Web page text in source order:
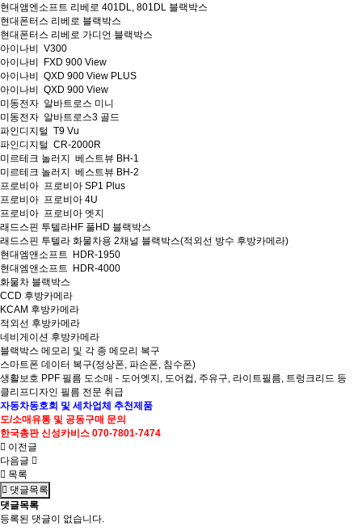
현대앰엔소프트 리베로 401DL, 801DL 블랙박스
현대폰터스 리베로 블랙박스
현대폰터스 리베로 가디언 블랙박스
아이나비 V300
아이나비 FXD 900 View
아이나비 QXD 900 View PLUS
아이나비 QXD 900 View
미동전자 알바트로스 미니
미동전자 알바트로스3 골드
파인디지털 T9 Vu
파인디지털 CR-2000R
미르테크 놀러지 베스트뷰 BH-1
미르테크 놀러지 베스트뷰 BH-2
프로비아 프로비아 SP1 Plus
프로비아 프로비아 4U
프로비아 프로비아 엣지
래드스핀 투텔라HF 풀HD 블랙박스
래드스핀 투텔라 화물차용 2채널 블랙박스(적외선 방수 후방카메라)
현대엠앤소프트 HDR-1950
현대엠앤소프트 HDR-4000
화물차 블랙박스
CCD 후방카메라
KCAM 후방카메라
적외선 후방카메라
네비게이션 후방카메라
블랙박스 메모리 및 각 종 메모리 복구
스마트폰 데이터 복구(정상폰, 파손폰, 침수폰)
생활보호 PPF 필름 도소매 - 도어엣지, 도어컵, 주유구, 라이트필름, 트렁크리드 등
클리프디자인 필름 전문 취급
자동차동호회 및 세차업체 추천제품
도/소매 유통 및 공동구매 문의
한국총판 신성카비스 070-7801-7474
이전글
다음글
목록
댓글목록
댓글목록
등록된 댓글이 없습니다.